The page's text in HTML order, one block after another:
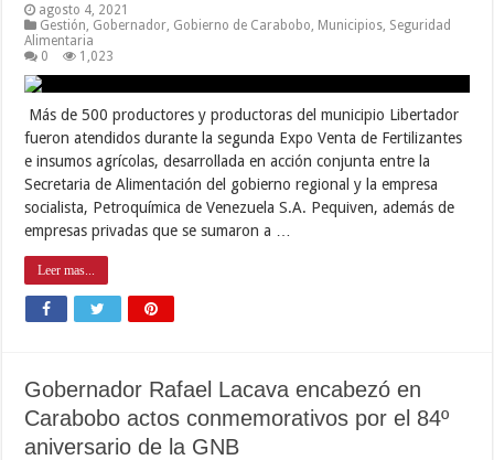
agosto 4, 2021
Gestión Gobernador Gobierno de Carabobo Municipios Seguridad
Alimentaria
0
1,023
Más de 500 productores y productoras del municipio Libertador
fueron atendidos durante la segunda Expo Venta de Fertilizantes
e insumos agrícolas, desarrollada en acción conjunta entre la
Secretaria de Alimentación del gobierno regional y la empresa
socialista, Petroquímica de Venezuela S.A. Pequiven, además de
empresas privadas que se sumaron a …
Leer mas...
Gobernador Rafael Lacava encabezó en
Carabobo actos conmemorativos por el 84º
aniversario de la GNB